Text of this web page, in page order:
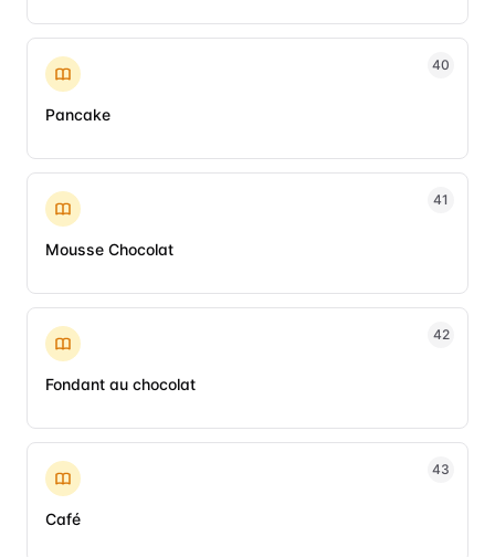
40
Pancake
41
Mousse Chocolat
42
Fondant au chocolat
43
Café